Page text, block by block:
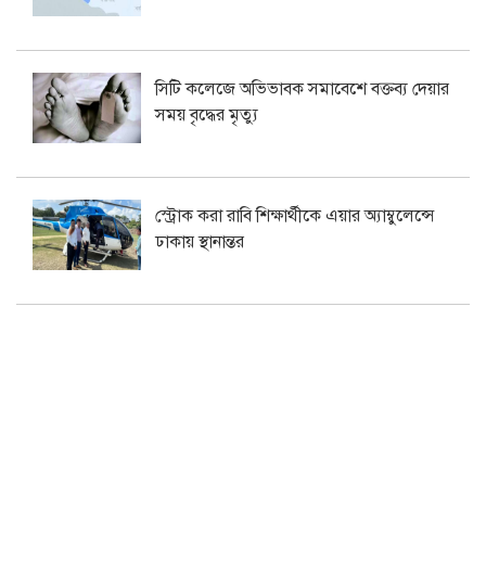
সিটি কলেজে অভিভাবক সমাবেশে বক্তব্য দেয়ার
সময় বৃদ্ধের মৃত্যু
স্ট্রোক করা রাবি শিক্ষার্থীকে এয়ার অ্যাম্বুলেন্সে
ঢাকায় স্থানান্তর